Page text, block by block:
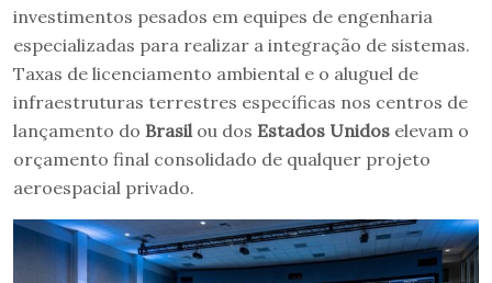
investimentos pesados em equipes de engenharia
especializadas para realizar a integração de sistemas.
Taxas de licenciamento ambiental e o aluguel de
infraestruturas terrestres específicas nos centros de
lançamento do Brasil ou dos Estados Unidos elevam o
orçamento final consolidado de qualquer projeto
aeroespacial privado.